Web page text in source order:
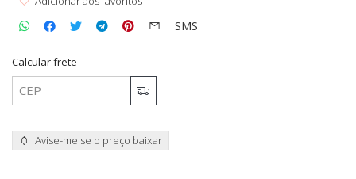
SMS
Calcular frete
Avise-me se o preço baixar